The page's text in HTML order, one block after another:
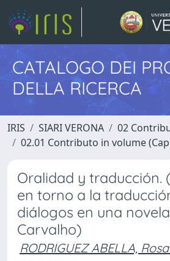
CATALOGO DEI
DELLA RICERCA
IRIS SIARI VERONA
02
02.01 Contributo in volume
Oralidad y traducción.
en torno a la
diálogos en una
Carvalho)
RODRIGUEZ ABELLA,